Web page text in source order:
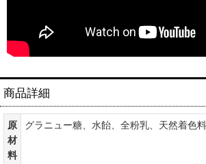
商品詳細
原
材
料
グラニュー糖、水飴、全粉乳、天然着色料